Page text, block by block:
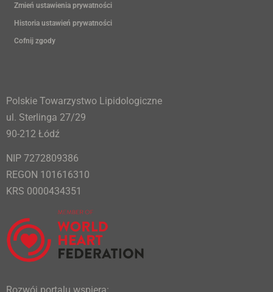
Zmień ustawienia prywatności
Historia ustawień prywatności
Cofnij zgody
Polskie Towarzystwo Lipidologiczne
ul. Sterlinga 27/29
90-212 Łódź
NIP 7272809386
REGON 101616310
KRS 0000434351